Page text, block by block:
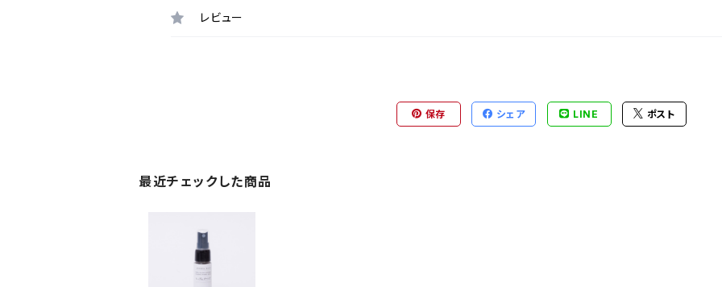
レビュー
保存 シェア LINE ポスト
最近チェックした商品